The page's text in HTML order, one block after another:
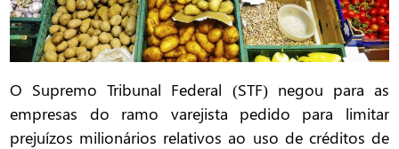
O Supremo Tribunal Federal (STF) negou para as
empresas do ramo varejista pedido para limitar
prejuízos milionários relativos ao uso de créditos de